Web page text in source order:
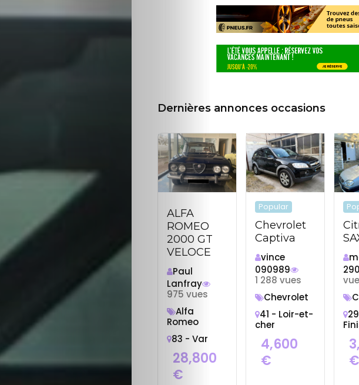
Dernières annonces occasions
ALFA
ROMEO
2000 GT
VELOCE
Paul
Lanfray
975 vues
Alfa
Romeo
83 - Var
28,800
€
Popular
Chevrolet
Captiva
vince
090989
1 288 vues
Chevrolet
41 - Loir-et-
cher
4,600
€
€